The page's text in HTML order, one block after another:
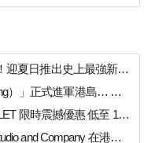
「Myth Jokbal」華麗變身！迎夏日推出史上最強新菜式陣容
韓式燒肉「火桶（Hwa Tong）」正式進軍港島… 上環、銅鑼灣新店相繼開幕
尖沙咀名牌 Outlets J.OUTLET 限時震撼優惠 低至 1 折（高達 …
【K-芭蕾風靡世界】 JB Studio and Company 在港開幕 引進…